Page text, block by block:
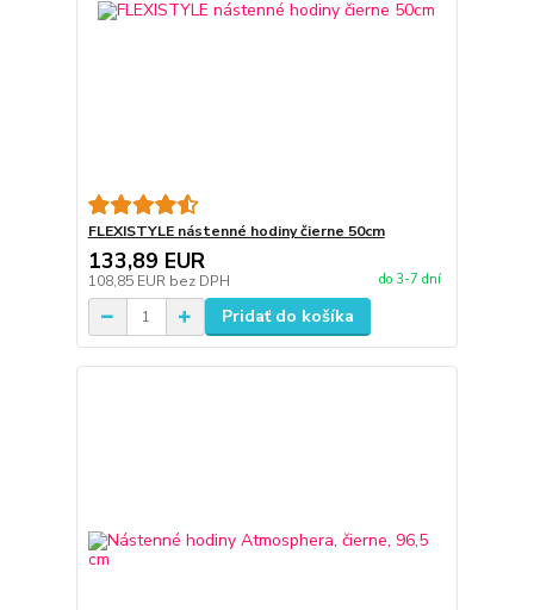
FLEXISTYLE nástenné hodiny čierne 50cm
133,89 EUR
108,85 EUR bez DPH do 3-7 dní
Pridať do košíka